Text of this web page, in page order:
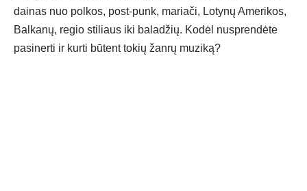
dainas nuo polkos, post-punk, mariači, Lotynų Amerikos,
Balkanų, regio stiliaus iki baladžių. Kodėl nusprendėte
pasinerti ir kurti būtent tokių žanrų muziką?